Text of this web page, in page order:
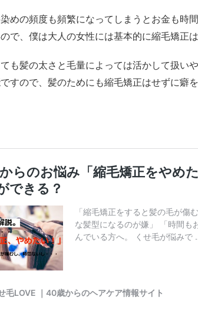
めの頻度も頻繁になってしまうとお金も時
で、僕は大人の女性には基本的に縮毛矯正
も髪の太さと毛量によっては活かして扱い
すので、髪のためにも縮毛矯正はせずに癖